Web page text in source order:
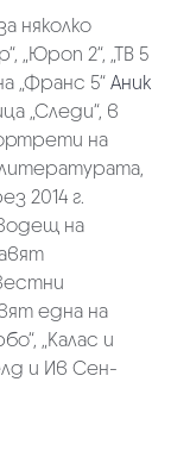
няколко
„Юроп 2“, „ТВ 5
„Франс 5“Аник
„Следи“, в
на
2014 г.
на
една на
„Калас и
и Ив Сен-